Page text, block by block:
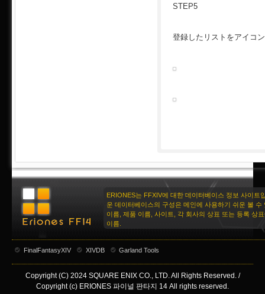
STEP5
登録したリストをアイコ
ERIONES는 FFXIV에 대한 데이터베이스 정보 사이트
운 데이터베이스의 구성은 메인에 사용하기 쉬운 볼 수
이름, 제품 이름, 사이트, 각 회사의 상표 또는 등록 상
이름.
FinalFantasyXIV XIVDB Garland Tools
Copyright (C) 2024 SQUARE ENIX CO., LTD. All Rights Reserved. /
Copyright (c) ERIONES 파이널 판타지 14 All rights reserved.